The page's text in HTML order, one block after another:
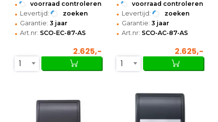
•
voorraad controleren
• Levertijd: zoeken
• Garantie: 3 jaar
• Art.nr: SCO-EC-87-AS
2.625,-
1
•
voorraad controleren
• Levertijd: zoeken
• Garantie: 3 jaar
• Art.nr: SCO-AC-87-AS
2.625,-
1